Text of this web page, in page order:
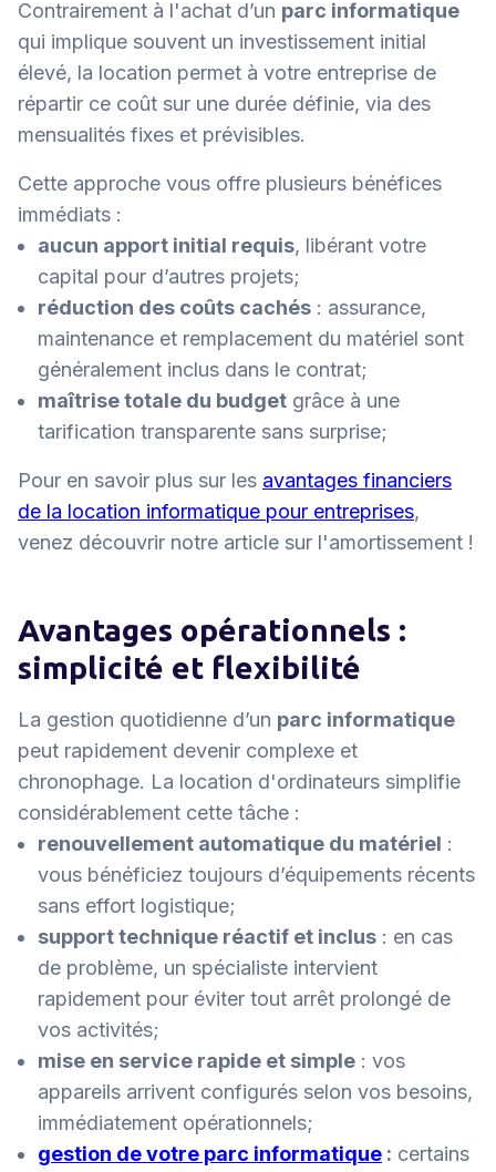
Contrairement à l'achat d’un parc informatique
qui implique souvent un investissement initial
élevé, la location permet à votre entreprise de
répartir ce coût sur une durée définie, via des
mensualités fixes et prévisibles.
Cette approche vous offre plusieurs bénéfices
immédiats :
aucun apport initial requis, libérant votre
capital pour d’autres projets;
réduction des coûts cachés : assurance,
maintenance et remplacement du matériel sont
généralement inclus dans le contrat;
maîtrise totale du budget grâce à une
tarification transparente sans surprise;
Pour en savoir plus sur les avantages financiers
de la location informatique pour entreprises,
venez découvrir notre article sur l'amortissement !
Avantages opérationnels :
simplicité et flexibilité
La gestion quotidienne d’un parc informatique
peut rapidement devenir complexe et
chronophage. La location d'ordinateurs simplifie
considérablement cette tâche :
renouvellement automatique du matériel :
vous bénéficiez toujours d’équipements récents
sans effort logistique;
support technique réactif et inclus : en cas
de problème, un spécialiste intervient
rapidement pour éviter tout arrêt prolongé de
vos activités;
mise en service rapide et simple : vos
appareils arrivent configurés selon vos besoins,
immédiatement opérationnels;
gestion de votre parc informatique : certains